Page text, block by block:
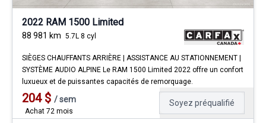
2022 RAM 1500 Limited
88 981 km 5.7L 8 cyl
SIÈGES CHAUFFANTS ARRIÈRE | ASSISTANCE AU STATIONNEMENT |
SYSTÈME AUDIO ALPINE Le RAM 1500 Limited 2022 offre un confort
luxueux et de puissantes capacités de remorquage.
204$ /sem
Achat 72 mois
Soyez préqualifié